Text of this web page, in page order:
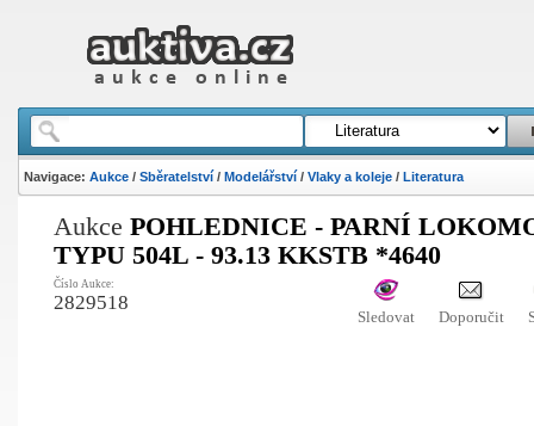
Navigace: Aukce/ Sběratelství/ Modelářství/ Vlaky a koleje/ Literatura
Aukce POHLEDNICE - PARNÍ
TYPU 504L - 93.13 KKSTB *4640
Číslo Aukce:
2829518
Sledovat Doporučit